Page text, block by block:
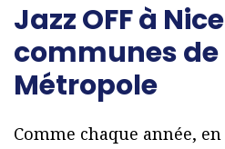
Jazz OFF à
communes de
Métropole
Comme chaque année,